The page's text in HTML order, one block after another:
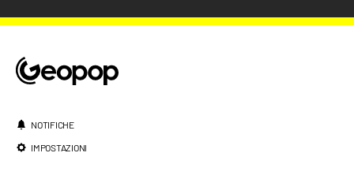
NOTIFICHE
IMPOSTAZIONI